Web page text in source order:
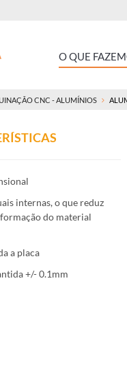
O QUE
CNC - ALUMÍNIOS
internas, o que reduz
do material
a placa
+/- 0.1mm